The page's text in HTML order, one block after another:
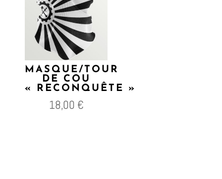
MASQUE/TOUR
DE COU
« RECONQUÊTE »
18,00 €